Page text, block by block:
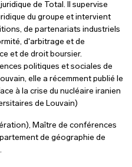
de Total. Il supervise
du groupe et intervient
de partenariats industriels
d'arbitrage et de
et de droit boursier.
politiques et sociales de
elle a récemment publié le
à la crise du nucléaire iranien
de Louvain)
Maître de conférences
de géographie de